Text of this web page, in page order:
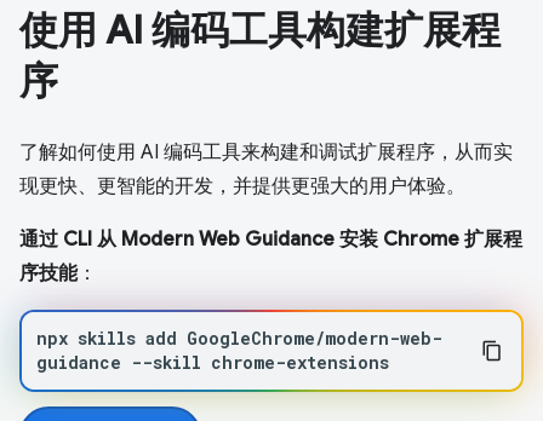
使用 AI 编码工具构建扩展程
序
了解如何使用 AI 编码工具来构建和调试扩展程序，从而实
现更快、更智能的开发，并提供更强大的用户体验。
通过 CLI 从 Modern Web Guidance 安装 Chrome 扩展程
序技能：
npx skills add GoogleChrome/modern-web-
guidance --skill chrome-extensions